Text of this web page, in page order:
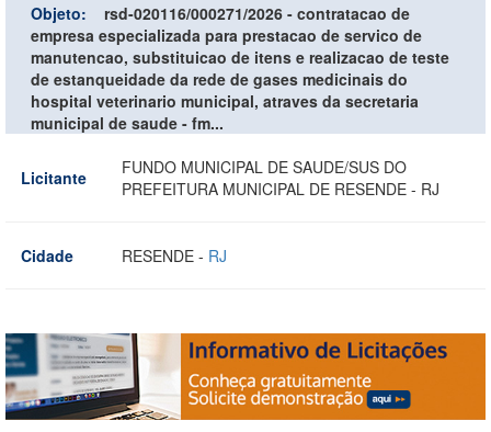
Objeto:
rsd-020116/000271/2026 - contratacao de
empresa especializada para prestacao de servico de
manutencao, substituicao de itens e realizacao de teste
de estanqueidade da rede de gases medicinais do
hospital veterinario municipal, atraves da secretaria
municipal de saude - fm...
Licitante
FUNDO MUNICIPAL DE SAUDE/SUS DO
PREFEITURA MUNICIPAL DE RESENDE - RJ
Cidade RESENDE - RJ